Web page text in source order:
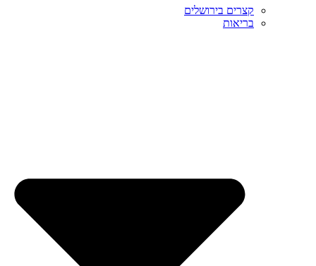
קצרים בירושלים
בריאות